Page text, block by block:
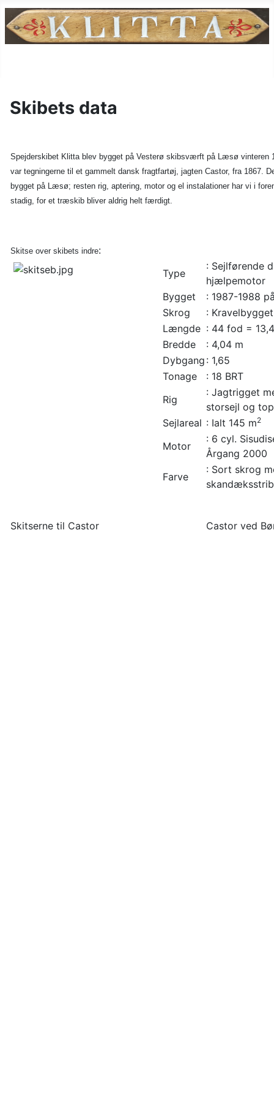
Skibets data
Spejderskibet Klitta blev bygget på Vesterø skibsværft på Læsø vinteren
var tegningerne til et gammelt dansk fragtfartøj, jagten Castor, fra 1867.
bygget på Læsø; resten rig, aptering, motor og el instalationer har vi i
stadig, for et træskib bliver aldrig helt færdigt.
Skitse over skibets indre:
Type
: Sejlførende
hjælpemotor
Bygget
: 1987-1988
Skrog
:
Længde : 44 fod =
Bredde
: 4,04 m
Dybgang : 1,65
Tonage
: 18 BRT
Rig
: Jagtrigget
storsejl og
Sejlareal : Ialt 145 m2
Motor
: 6 cyl.
Årgang 2000
Farve
: Sort skrog
Skitserne til Castor Castor ved